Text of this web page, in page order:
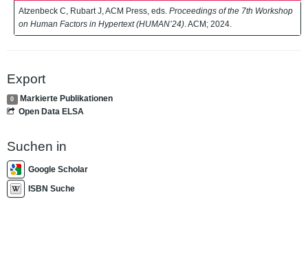
Atzenbeck C, Rubart J, ACM Press, eds. Proceedings of the 7th Workshop
on Human Factors in Hypertext (HUMAN’24) . ACM; 2024.
Export
0
Markierte Publikationen
Open Data ELSA
Suchen in
Google Scholar
ISBN Suche